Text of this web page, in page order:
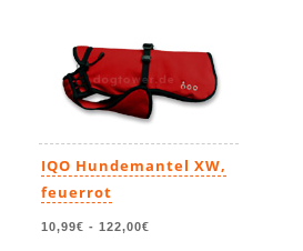
IQO Hundemantel XW,
feuerrot
10,99€ - 122,00€